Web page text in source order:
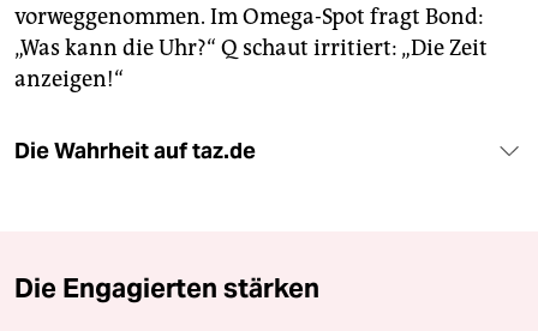
vorweggenommen. Im Omega-Spot fragt Bond:
„Was kann die Uhr?“ Q schaut irritiert: „Die Zeit
anzeigen!“
Die Wahrheit auf taz.de
Die Engagierten stärken